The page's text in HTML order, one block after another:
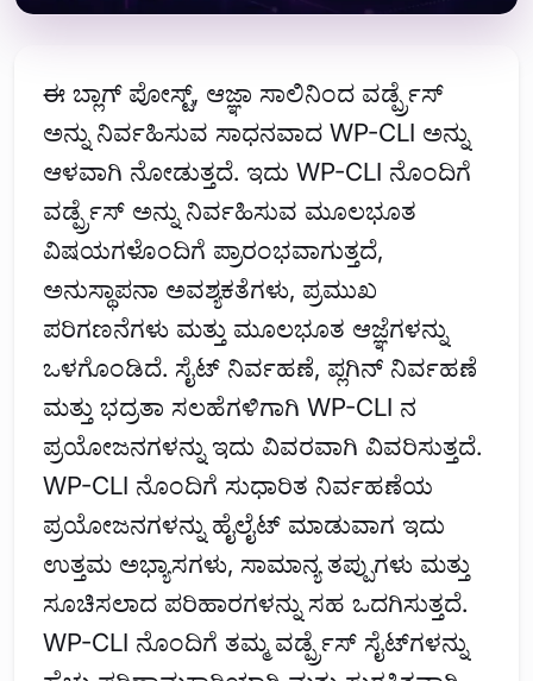
ಈ ಬ್ಲಾಗ್ ಪೋಸ್ಟ್, ಆಜ್ಞಾ ಸಾಲಿನಿಂದ ವರ್ಡ್ಪ್ರೆಸ್
ಅನ್ನು ನಿರ್ವಹಿಸುವ ಸಾಧನವಾದ WP-CLI ಅನ್ನು
ಆಳವಾಗಿ ನೋಡುತ್ತದೆ. ಇದು WP-CLI ನೊಂದಿಗೆ
ವರ್ಡ್ಪ್ರೆಸ್ ಅನ್ನು ನಿರ್ವಹಿಸುವ ಮೂಲಭೂತ
ವಿಷಯಗಳೊಂದಿಗೆ ಪ್ರಾರಂಭವಾಗುತ್ತದೆ,
ಅನುಸ್ಥಾಪನಾ ಅವಶ್ಯಕತೆಗಳು, ಪ್ರಮುಖ
ಪರಿಗಣನೆಗಳು ಮತ್ತು ಮೂಲಭೂತ ಆಜ್ಞೆಗಳನ್ನು
ಒಳಗೊಂಡಿದೆ. ಸೈಟ್ ನಿರ್ವಹಣೆ, ಪ್ಲಗಿನ್ ನಿರ್ವಹಣೆ
ಮತ್ತು ಭದ್ರತಾ ಸಲಹೆಗಳಿಗಾಗಿ WP-CLI ನ
ಪ್ರಯೋಜನಗಳನ್ನು ಇದು ವಿವರವಾಗಿ ವಿವರಿಸುತ್ತದೆ.
WP-CLI ನೊಂದಿಗೆ ಸುಧಾರಿತ ನಿರ್ವಹಣೆಯ
ಪ್ರಯೋಜನಗಳನ್ನು ಹೈಲೈಟ್ ಮಾಡುವಾಗ ಇದು
ಉತ್ತಮ ಅಭ್ಯಾಸಗಳು, ಸಾಮಾನ್ಯ ತಪ್ಪುಗಳು ಮತ್ತು
ಸೂಚಿಸಲಾದ ಪರಿಹಾರಗಳನ್ನು ಸಹ ಒದಗಿಸುತ್ತದೆ.
WP-CLI ನೊಂದಿಗೆ ತಮ್ಮ ವರ್ಡ್ಪ್ರೆಸ್ ಸೈಟ್‌ಗಳನ್ನು